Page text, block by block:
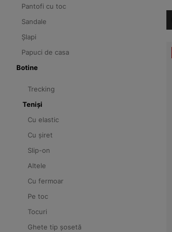
Pantofi cu toc
Sandale
Șlapi
Papuci de casa
Botine
Trecking
Teniși
Cu elastic
Cu șiret
Slip-on
Altele
Cu fermoar
Pe toc
Tocuri
Ghete tip șosetă